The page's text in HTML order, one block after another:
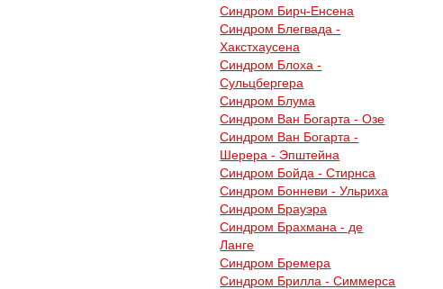
Синдром Бирч-Енсена
Синдром Блегвада -
Хакстхаусена
Синдром Блоха -
Сульцбергера
Синдром Блума
Синдром Ван Богарта - Озе
Синдром Ван Богарта -
Шерера - Эпштейна
Синдром Бойда - Стирнса
Синдром Бонневи - Ульриха
Синдром Брауэра
Синдром Брахмана - де
Ланге
Синдром Бремера
Синдром Брилла - Симмерса